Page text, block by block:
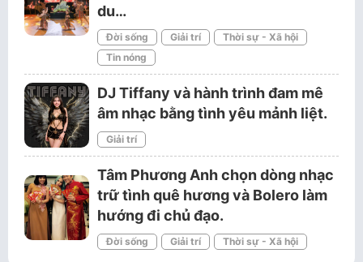
du…
Đời sống Giải trí
Thời sự - Xã hội
Tin nóng
DJ Tiffany và hành trình đam mê
âm nhạc bằng tình yêu mảnh liệt.
Giải trí
Tâm Phương Anh chọn dòng nhạc
trữ tình quê hương và Bolero làm
hướng đi chủ đạo.
Đời sống Giải trí Thời sự - Xã hội